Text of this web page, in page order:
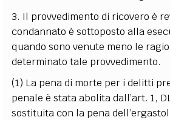
3. Il provvedimento di ricovero è
condannato è sottoposto alla
quando sono venute meno le
determinato tale provvedimento.
(1) La pena di morte per i delitti
penale è stata abolita dall’art. 1,
sostituita con la pena